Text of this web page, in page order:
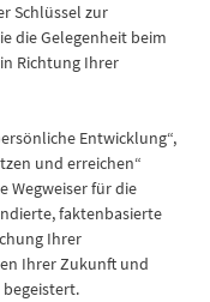
Schlüssel zur
die Gelegenheit beim
Richtung Ihrer
Entwicklung“,
und erreichen“
Wegweiser für die
faktenbasierte
Ihrer
Ihrer Zukunft und
begeistert.